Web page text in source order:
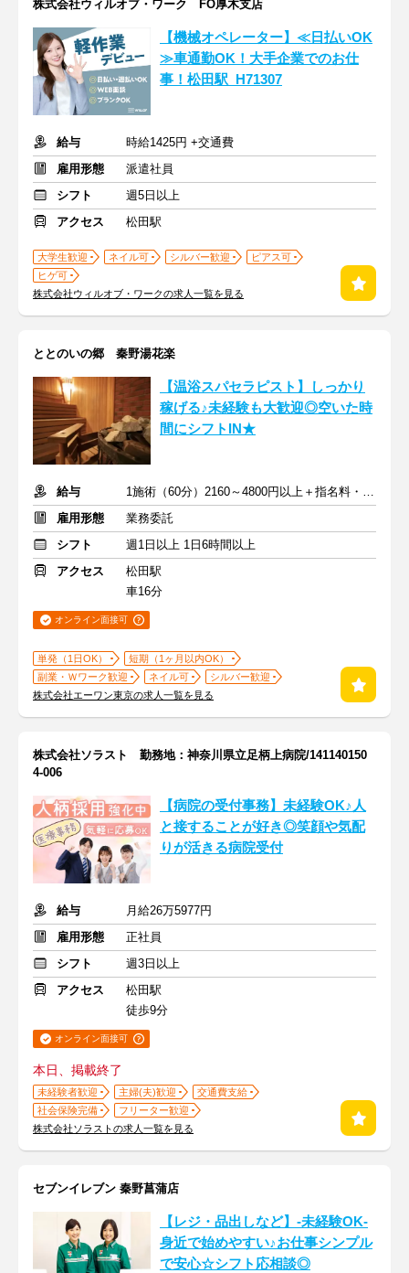
株式会社ウィルオブ・ワーク FO厚木支店
【機械オペレーター】≪日払いOK
≫車通勤OK！大手企業でのお仕
事！松田駅_H71307
給与
時給1425円 +交通費
雇用形態
派遣社員
シフト
週5日以上
アクセス
松田駅
大学生歓迎 ネイル可 シルバー歓迎
ピアス可
ヒゲ可
株式会社ウィルオブ・ワークの求人一覧を見る
ととのいの郷 秦野湯花楽
【温浴スパセラピスト】しっかり
稼げる♪未経験も大歓迎◎空いた時
間にシフトIN★
給与
1施術（60分）2160～4800円以上＋指名料・インセン
雇用形態
業務委託
シフト
週1日以上 1日6時間以上
アクセス
松田駅
車16分
オンライン面接可
単発（1日OK）
短期（1ヶ月以内OK）
副業・Ｗワーク歓迎
ネイル可
シルバー歓迎
株式会社エーワン東京の求人一覧を見る
株式会社ソラスト 勤務地：神奈川県立足柄上病院/141140150
4-006
【病院の受付事務】未経験OK♪人
と接することが好き◎笑顔や気配
りが活きる病院受付
給与
月給26万5977円
雇用形態
正社員
シフト
週3日以上
アクセス
松田駅
徒歩9分
オンライン面接可
本日、掲載終了
未経験者歓迎 主婦(夫)歓迎
交通費支給
社会保険完備
フリーター歓迎
株式会社ソラストの求人一覧を見る
セブンイレブン 秦野菖蒲店
【レジ・品出しなど】-未経験OK-
身近で始めやすい♪お仕事シンプル
で安心☆シフト応相談◎